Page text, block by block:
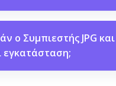
ο Συμπιεστής JPG και
εγκατάσταση;